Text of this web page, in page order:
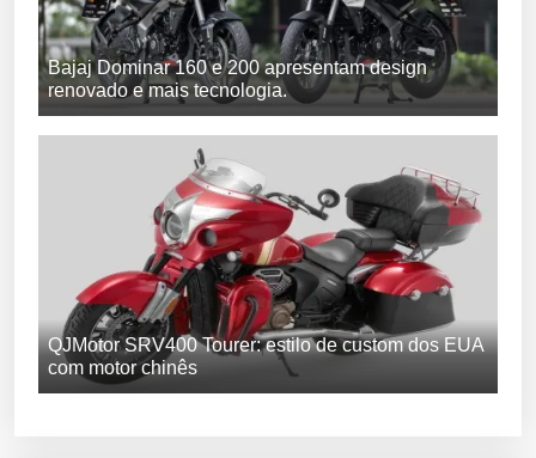
Bajaj Dominar 160 e 200 apresentam design
renovado e mais tecnologia.
QJMotor SRV400 Tourer: estilo de custom dos EUA
com motor chinês